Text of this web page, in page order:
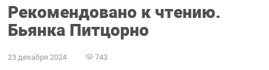
Рекомендовано к чтению.
Бьянка Питцорно
23 декабря 2024 743